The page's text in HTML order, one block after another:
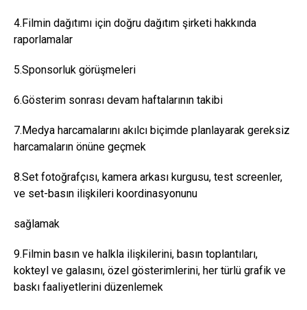
4.Filmin dağıtımı için doğru dağıtım şirketi hakkında
raporlamalar
5.Sponsorluk görüşmeleri
6.Gösterim sonrası devam haftalarının takibi
7.Medya harcamalarını akılcı biçimde planlayarak gereksiz
harcamaların önüne geçmek
8.Set fotoğrafçısı, kamera arkası kurgusu, test screenler,
ve set-basın ilişkileri koordinasyonunu
sağlamak
9.Filmin basın ve halkla ilişkilerini, basın toplantıları,
kokteyl ve galasını, özel gösterimlerini, her türlü grafik ve
baskı faaliyetlerini düzenlemek